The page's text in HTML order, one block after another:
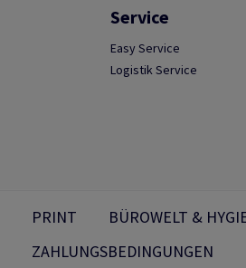
Service
Easy Service
Logistik Service
PRINT BÜROWELT &
ZAHLUNGSBEDINGUNGEN